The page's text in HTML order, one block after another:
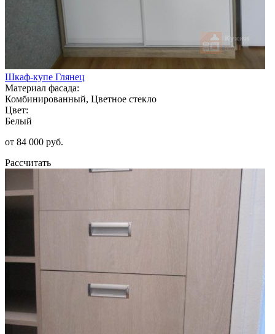
Шкаф-купе Глянец
Материал фасада:
Комбинированный, Цветное стекло
Цвет:
Белый
от 84 000 руб.
Рассчитать